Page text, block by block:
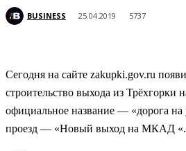
BUSINESS 25.04.2019 5737
Сегодня на сайте zakupki.gov.ru
строительство выхода из Трёхгорки
официальное название — «дорога на
проезд — «Новый выход на МКАД «.